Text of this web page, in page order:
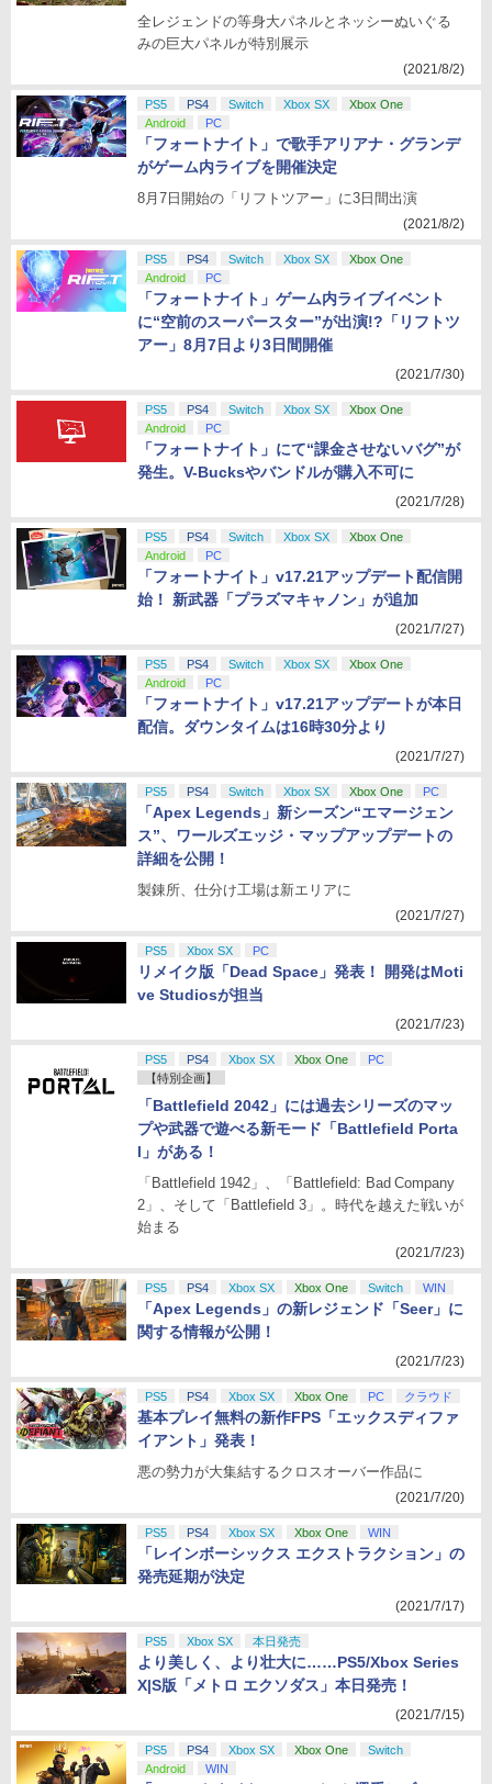
全レジェンドの等身大パネルとネッシーぬいぐる
みの巨大パネルが特別展示
(2021/8/2)
PS5 PS4 Switch Xbox SX
Xbox One
Android
PC
「フォートナイト」で歌手アリアナ・グランデ
がゲーム内ライブを開催決定
8月7日開始の「リフトツアー」に3日間出演
(2021/8/2)
PS5 PS4 Switch Xbox SX
Xbox One
Android
PC
「フォートナイト」ゲーム内ライブイベント
に“空前のスーパースター”が出演!?「リフトツ
アー」8月7日より3日間開催
(2021/7/30)
PS5 PS4 Switch Xbox SX
Xbox One
Android
PC
「フォートナイト」にて“課金させないバグ”が
発生。V-Bucksやバンドルが購入不可に
(2021/7/28)
PS5 PS4 Switch Xbox SX
Xbox One
Android
PC
「フォートナイト」v17.21アップデート配信開
始！ 新武器「プラズマキャノン」が追加
(2021/7/27)
PS5 PS4 Switch Xbox SX
Xbox One
Android
PC
「フォートナイト」v17.21アップデートが本日
配信。ダウンタイムは16時30分より
(2021/7/27)
PS5 PS4 Switch Xbox SX Xbox One PC
「Apex Legends」新シーズン“エマージェン
ス”、ワールズエッジ・マップアップデートの
詳細を公開！
製錬所、仕分け工場は新エリアに
(2021/7/27)
PS5 Xbox SX PC
リメイク版「Dead Space」発表！ 開発はMoti
ve Studiosが担当
(2021/7/23)
PS5 PS4 Xbox SX Xbox One
PC
【特別企画】
「Battlefield 2042」には過去シリーズのマッ
プや武器で遊べる新モード「Battlefield Porta
l」がある！
「Battlefield 1942」、「Battlefield: Bad Company
2」、そして「Battlefield 3」。時代を越えた戦いが
始まる
(2021/7/23)
PS5 PS4 Xbox SX Xbox One Switch WIN
「Apex Legends」の新レジェンド「Seer」に
関する情報が公開！
(2021/7/23)
PS5 PS4 Xbox SX Xbox One PC クラウド
基本プレイ無料の新作FPS「エックスディファ
イアント」発表！
悪の勢力が大集結するクロスオーバー作品に
(2021/7/20)
PS5 PS4 Xbox SX Xbox One WIN
「レインボーシックス エクストラクション」の
発売延期が決定
(2021/7/17)
PS5 Xbox SX 本日発売
より美しく、より壮大に……PS5/Xbox Series
X|S版「メトロ エクソダス」本日発売！
(2021/7/15)
PS5 PS4 Xbox SX Xbox One
Switch
Android
WIN